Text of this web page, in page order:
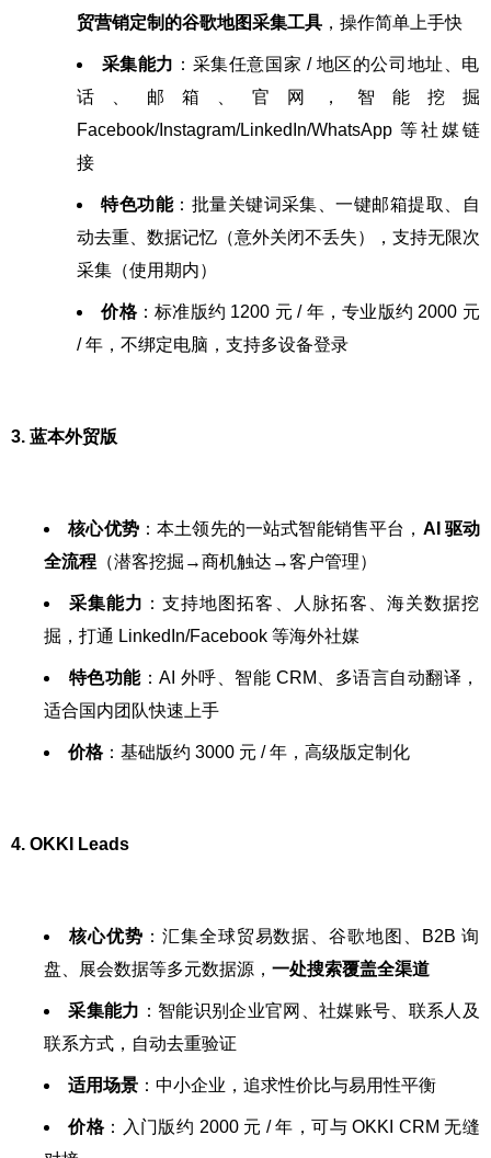
贸营销定制的谷歌地图采集工具 ，操作简单上手快
采集能力 ：采集任意国家 / 地区的公司地址、电
话、邮箱、官网，智能挖掘
Facebook/Instagram/LinkedIn/WhatsApp 等社媒链
接
特色功能：批量关键词采集、一键邮箱提取、自
动去重、数据记忆（意外关闭不丢失），支持无限次
采集（使用期内）
价格：标准版约 1200 元 / 年，专业版约 2000 元
/ 年，不绑定电脑，支持多设备登录
3. 蓝本外贸版
核心优势：本土领先的一站式智能销售平台， AI 驱动
全流程 （潜客挖掘→商机触达→客户管理）
采集能力 ：支持地图拓客、人脉拓客、海关数据挖
掘，打通 LinkedIn/Facebook 等海外社媒
特色功能：AI 外呼、智能 CRM、多语言自动翻译，
适合国内团队快速上手
价格：基础版约 3000 元 / 年，高级版定制化
4. OKKI Leads
核心优势 ：汇集全球贸易数据、谷歌地图、B2B 询
盘、展会数据等多元数据源， 一处搜索覆盖全渠道
采集能力 ：智能识别企业官网、社媒账号、联系人及
联系方式，自动去重验证
适用场景 ：中小企业，追求性价比与易用性平衡
价格：入门版约 2000 元 / 年，可与 OKKI CRM 无缝